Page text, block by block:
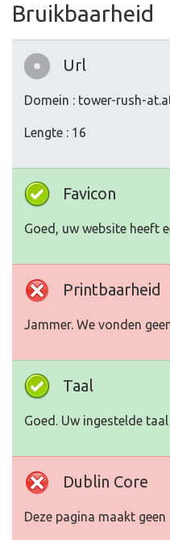
Bruikbaarheid
Url
Domein : tower-rush-
Lengte : 16
Favicon
Goed, uw website heeft
Printbaarheid
Jammer. We vonden
Taal
Goed. Uw ingestelde
Dublin Core
Deze pagina maakt